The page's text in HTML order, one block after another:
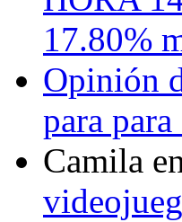
17.80%
Opinión
para
Camila